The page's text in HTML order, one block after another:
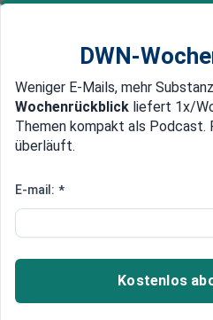
Newsticker MEIN DWN:
Edelmetalle DWN-
China überwacht
bekannt
Das größte Datenleck in
Menschheit zeigt die
DWN-
Weniger E-Mails, mehr
Wochenrückblick liefert 1x/
Themen kompakt als Podcast.
überläuft.
E-mail: *
Kostenlos